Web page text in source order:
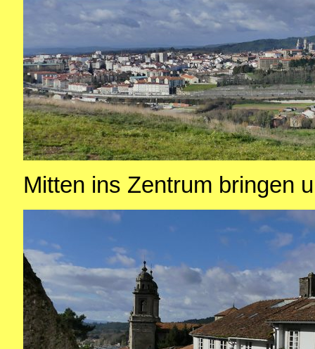
Mitten ins Zentrum bringen